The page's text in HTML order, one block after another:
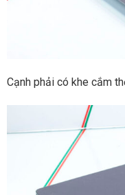
Cạnh phải có khe cắm